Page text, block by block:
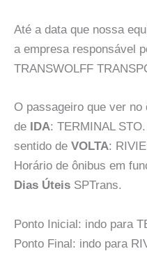
Até a data que nossa
a empresa responsável
TRANSWOLFF
O passageiro que ver
de
IDA: TERMINAL
sentido de VOLTA:
Horário de ônibus em
Dias Úteis SPTrans.
Ponto Inicial: indo para
Ponto Final: indo para